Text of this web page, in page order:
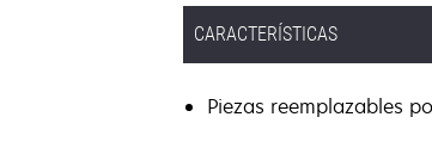
CARACTERÍSTICAS
Piezas reemplazables